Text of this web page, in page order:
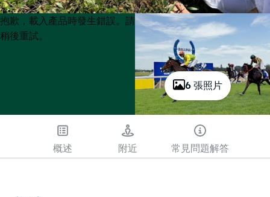
6 張照片
Product
List
Product
List
抱歉，載入產品時發生錯誤。請
稍後重試。
概述 附近 常見問題解答